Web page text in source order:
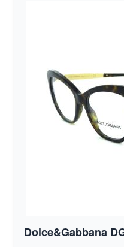
Dolce&Gabbana